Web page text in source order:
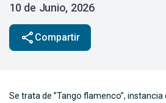
10 de Junio, 2026
share Compartir
Se trata de ”Tango flamenco”,